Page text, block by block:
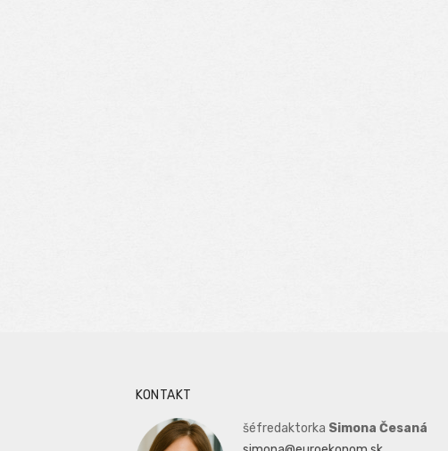
KONTAKT
šéfredaktorka Simona Česaná